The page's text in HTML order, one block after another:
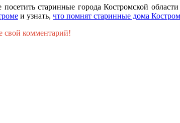
старинные города Костромской области
и узнать, что помнят старинные дома
свой комментарий!